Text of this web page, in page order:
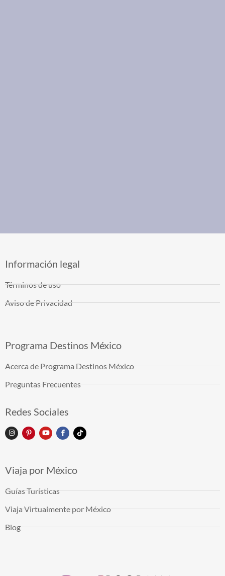
Información legal
Términos de uso
Aviso de Privacidad
Programa Destinos México
Acerca de Programa Destinos México
Preguntas Frecuentes
Redes Sociales
Viaja por México
Guías Turísticas
Viaja Virtualmente por México
Blog